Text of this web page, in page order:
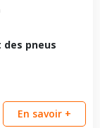
pneus
En savoir +